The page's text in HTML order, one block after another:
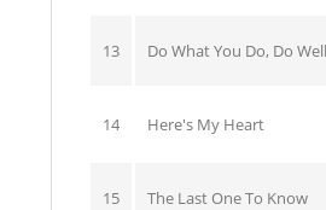
13 Do What You Do, Do Well
14 Here's My Heart
15 The Last One To Know